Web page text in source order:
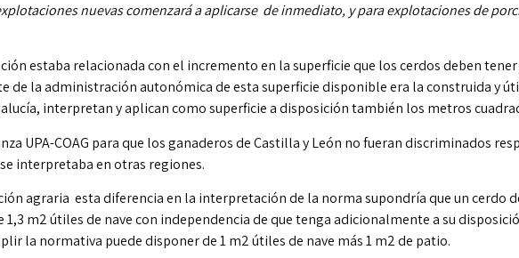
nuevas comenzará a aplicarse de inmediato, y para explotaciones de
estaba relacionada con el incremento en la superficie que los cerdos deben
la administración autonómica de esta superficie disponible era la construida y
interpretan y aplican como superficie a disposición también los metros
UPA-COAG para que los ganaderos de Castilla y León no fueran discriminados
interpretaba en otras regiones.
agraria esta diferencia en la interpretación de la norma supondría que un cerdo
m2 útiles de nave con independencia de que tenga adicionalmente a su
la normativa puede disponer de 1 m2 útiles de nave más 1 m2 de patio.